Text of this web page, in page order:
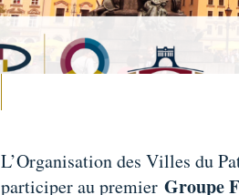
L’Organisation des Villes du
participer au premier Groupe